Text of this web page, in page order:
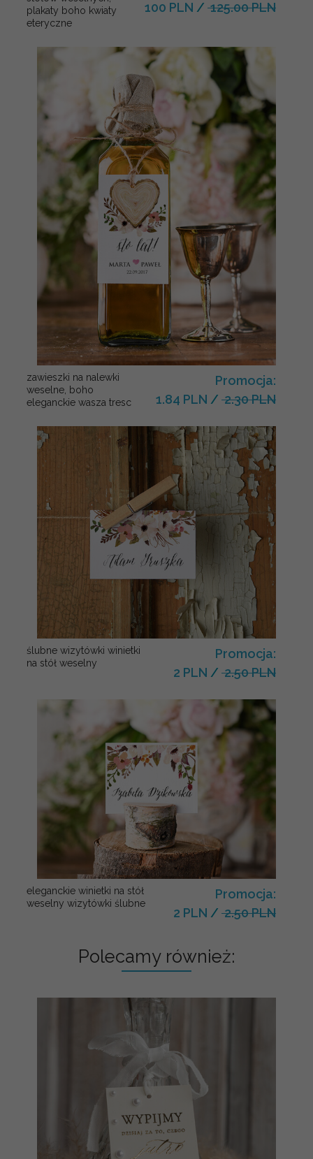
plakaty boho kwiaty
eteryczne
100 PLN / 125.00 PLN
zawieszki na nalewki
weselne, boho
eleganckie wasza tresc
Promocja:
1.84 PLN / 2.30 PLN
ślubne wizytówki winietki
na stół weselny
Promocja:
2 PLN / 2.50 PLN
eleganckie winietki na stół
weselny wizytówki ślubne
Promocja:
2 PLN / 2.50 PLN
Polecamy również: